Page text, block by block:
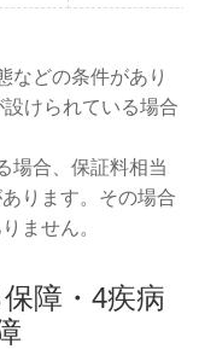
どの条件があり
けられている場合
合、保証料相当
ります。その場合
ません。
障・4疾病